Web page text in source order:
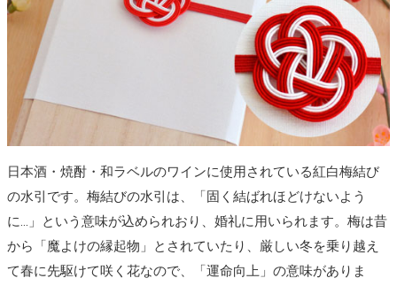
日本酒・焼酎・和ラベルのワインに使用されている紅白梅結び
の水引です。梅結びの水引は、「固く結ばれほどけないよう
に…」という意味が込められおり、婚礼に用いられます。梅は昔
から「魔よけの縁起物」とされていたり、厳しい冬を乗り越え
て春に先駆けて咲く花なので、「運命向上」の意味がありま